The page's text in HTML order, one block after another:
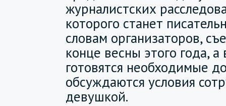
журналистских
которого станет
словам организаторов,
конце весны этого года,
готовятся необходимые
обсуждаются условия
девушкой.